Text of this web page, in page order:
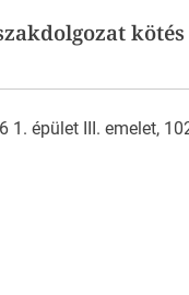
1. épület III. emelet,